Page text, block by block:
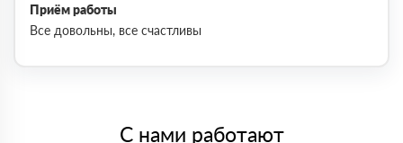
Приём работы
Все довольны, все счастливы
С нами работают